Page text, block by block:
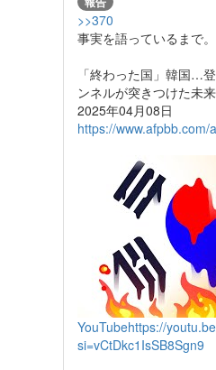
>>370
事実を語っているまで。
「終わった国」韓国…
ンネルが突きつけた未来
2025年04月08日
https://
YouTubehttps://
si=vCtDkc1IsSB8Sgn9